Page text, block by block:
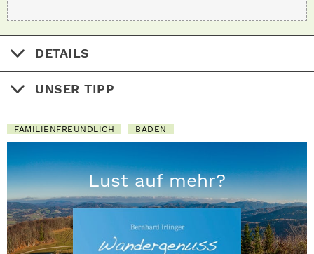
DETAILS
UNSER TIPP
FAMILIENFREUNDLICH BADEN
Lust auf mehr?